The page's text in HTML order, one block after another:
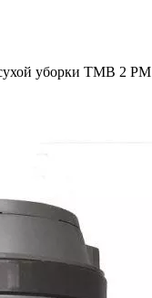
уборки TMB 2 PM